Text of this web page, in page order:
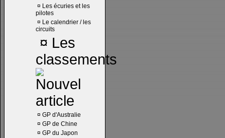
¤ Les écuries et les
pilotes
¤ Le calendrier / les
circuits
¤ Les
classements
¤ GP d'Australie
¤ GP de Chine
¤ GP du Japon